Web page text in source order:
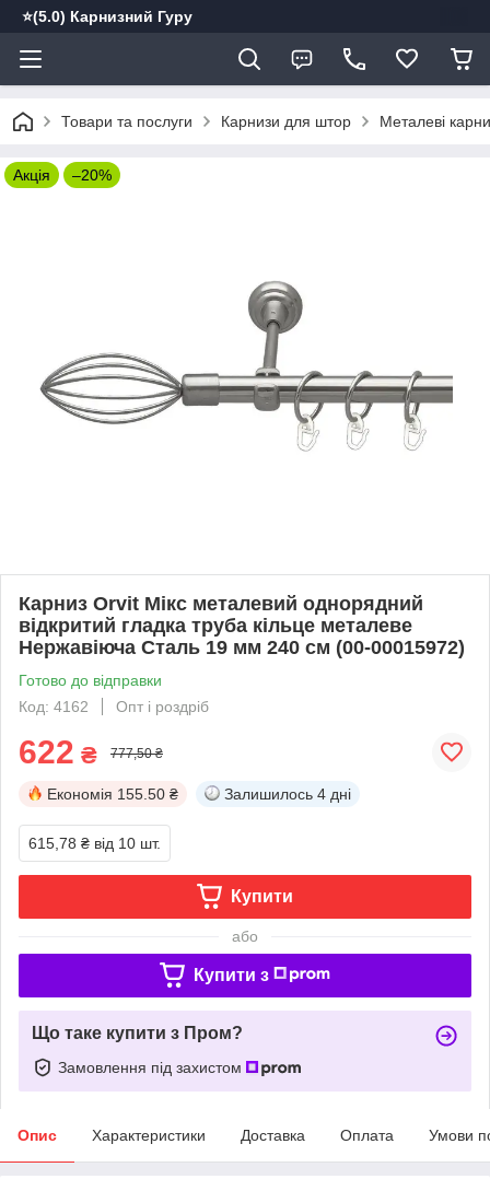
⭐️(5.0) Карнизний Гуру
Товари та послуги Карнизи для штор Металеві
Акція –20%
Карниз Orvit Мікс металевий однорядний
відкритий гладка труба кільце металеве
Нержавіюча Сталь 19 мм 240 см (00-00015972)
Готово до відправки
Код: 4162
Опт і роздріб
622 ₴ 777,50 ₴
Економія 155.50 ₴ Залишилось 4 дні
615,78 ₴ від 10 шт.
Купити
або
Купити з
Що таке купити з Пром?
Замовлення під захистом
Опис Характеристики Доставка Оплата Умови